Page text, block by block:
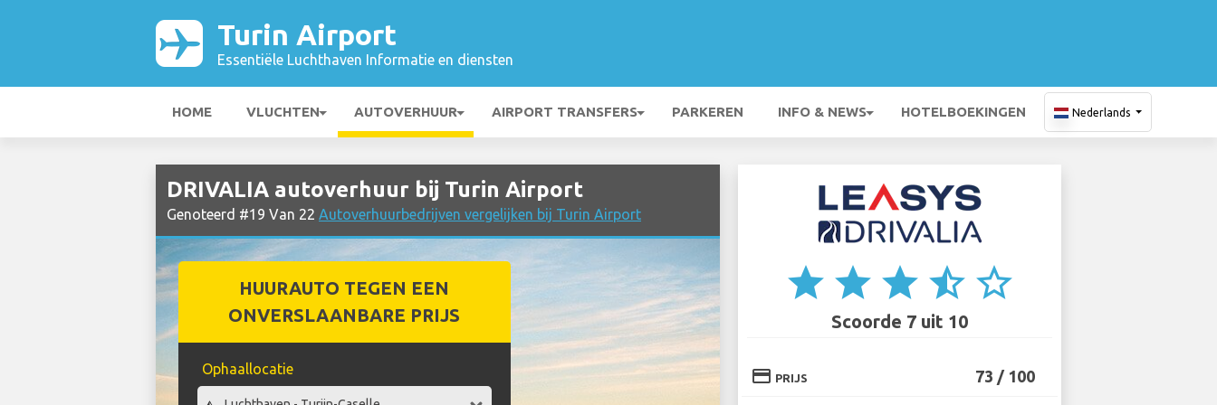
Turin Airport
Essentiële Luchthaven Informatie en diensten
HOME VLUCHTEN AUTOVERHUUR AIRPORT TRANSFERS PARKEREN INFO & NEWS HOTELBOEKINGEN Nederlands
DRIVALIA autoverhuur bij Turin Airport
Genoteerd #19 Van 22 Autoverhuurbedrijven vergelijken bij Turin Airport
HUURAUTO TEGEN EEN
ONVERSLAANBARE PRIJS
Ophaallocatie
star star star star_half star_border
Scoorde 7 uit 10
credit_card PRIJS 73 / 100